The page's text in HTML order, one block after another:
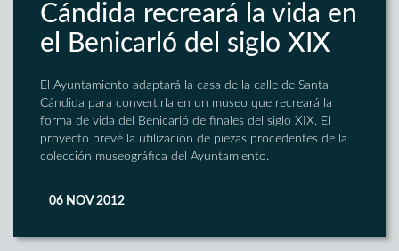
Cándida recreará la vida en
el Benicarló del siglo XIX
El Ayuntamiento adaptará la casa de la calle de Santa
Cándida para convertirla en un museo que recreará la
forma de vida del Benicarló de finales del siglo XIX. El
proyecto prevé la utilización de piezas procedentes de la
colección museográfica del Ayuntamiento.
06 NOV 2012